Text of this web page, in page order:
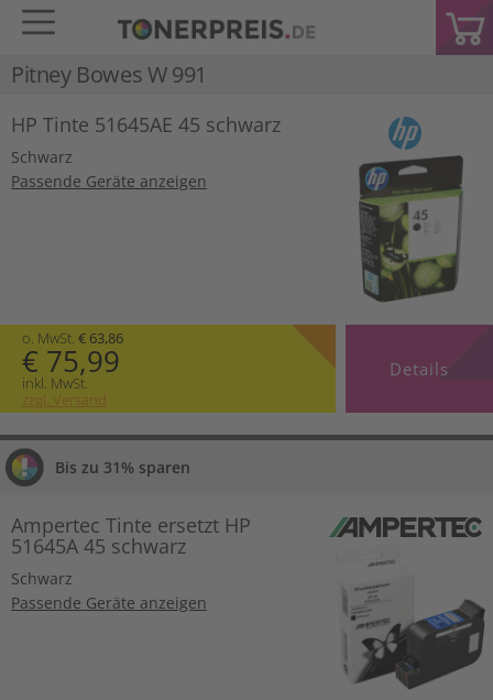
Pitney Bowes W 991
HP Tinte 51645AE 45 schwarz
Schwarz
Passende Geräte anzeigen
o. MwSt. € 63,86
€ 75,99
inkl. MwSt.
zzgl. Versand
Details
Bis zu 31% sparen
Ampertec Tinte ersetzt HP
51645A 45 schwarz
Schwarz
Passende Geräte anzeigen